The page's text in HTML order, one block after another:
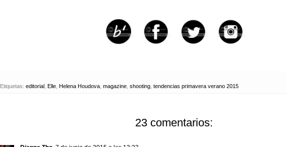
Etiquetas: editorial Elle Helena Houdova magazine shooting tendencias primavera verano 2015
23 comentarios: